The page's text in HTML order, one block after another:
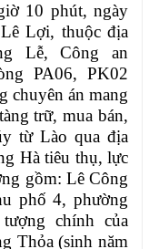
10 phút, ngày
Lợi, thuộc địa
Lễ, Công an
PA06, PK02
chuyên án mang
trữ, mua bán,
từ Lào qua địa
Hà tiêu thụ, lực
gồm: Lê Công
phố 4, phường
chính của
Thỏa (sinh năm